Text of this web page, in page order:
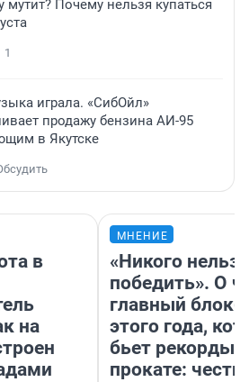
мутит? Почему нельзя купаться
1
играла. «СибОйл»
продажу бензина АИ-95
в Якутске
в
на
МНЕНИЕ
«Никого нельзя
победить». О
главный
этого года,
бьет рекорды в
прокате: